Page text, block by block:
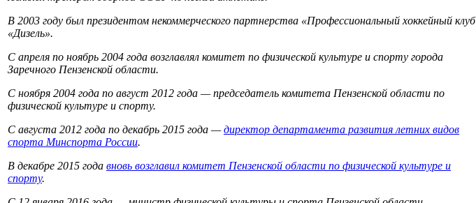
В 2003 году был президентом некоммерческого партнерства «Профессиональный хоккейный клуб
«Дизель».
С апреля по ноябрь 2004 года возглавлял комитет по физической культуре и спорту города
Заречного Пензенской области.
С ноября 2004 года по август 2012 года — председатель комитета Пензенской области по
физической культуре и спорту.
С августа 2012 года по декабрь 2015 года —директор департамента развития летних видов
спорта Минспорта России.
В декабре 2015 года вновь возглавил комитет Пензенской области по физической культуре и
спорту.